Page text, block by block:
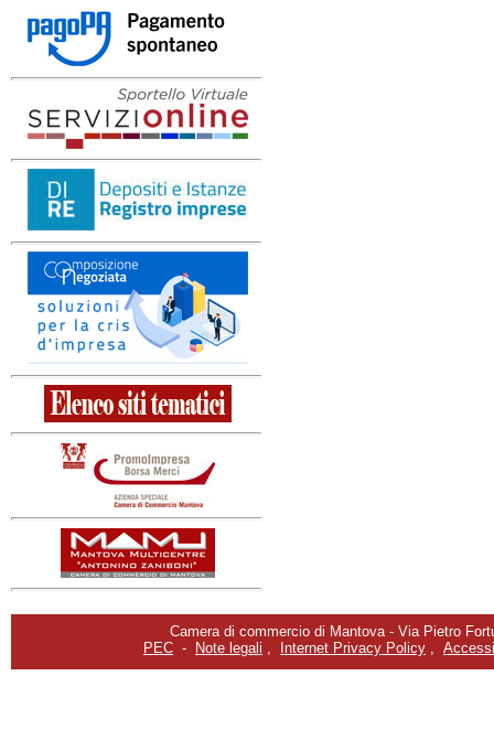
Camera di commercio di Mantova - Via Pietro
PEC - Note legali , Internet Privacy Policy ,